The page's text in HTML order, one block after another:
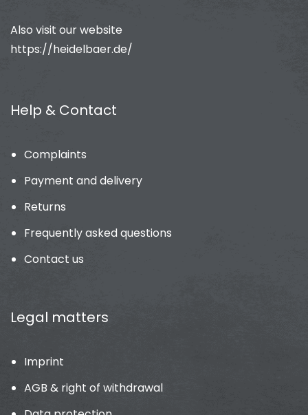
Also visit our website
https://heidelbaer.de/
Help & Contact
Complaints
Payment and delivery
Returns
Frequently asked questions
Contact us
Legal matters
Imprint
AGB & right of withdrawal